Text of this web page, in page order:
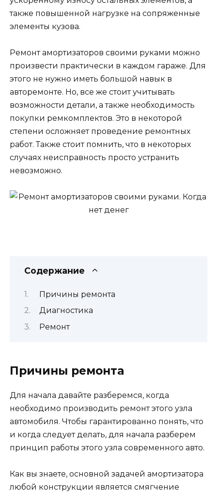
также повышенной нагрузке на сопряженные
элементы кузова.
Ремонт амортизаторов своими руками можно
произвести практически в каждом гараже. Для
этого не нужно иметь большой навык в
авторемонте. Но, все же стоит учитывать
возможности детали, а также необходимость
покупки ремкомплектов. Это в некоторой
степени осложняет проведение ремонтных
работ. Также стоит помнить, что в некоторых
случаях неисправность просто устранить
невозможно.
Содержание
Причины ремонта
Диагностика
Ремонт
Причины ремонта
Для начала давайте разберемся, когда
необходимо производить ремонт этого узла
автомобиля. Чтобы гарантированно понять, что
и когда следует делать, для начала разберем
принцип работы этого узла современного авто.
Как вы знаете, основной задачей амортизатора
любой конструкции является смягчение